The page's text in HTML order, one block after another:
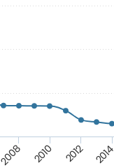
2008 2010 2012 2014